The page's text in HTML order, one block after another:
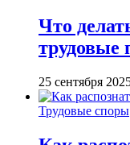
Что
трудовые
25 сентября
Трудовые споры